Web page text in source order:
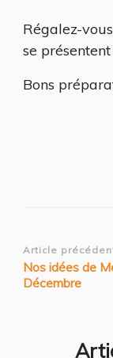
Régalez-
se
Bons
d’article
Article
Nos idées de
Décembre